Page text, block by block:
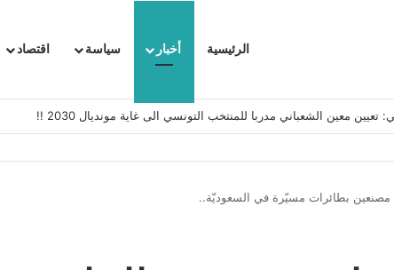
الرئيسية أخبار سياسة اقتصاد
الخارجية تستدعي السفيرة الفرنسية بتونس وتبلغها احتجاجا شديد اللهجة !!
مصنعين بطائرات مسيّرة في السعوديّة..